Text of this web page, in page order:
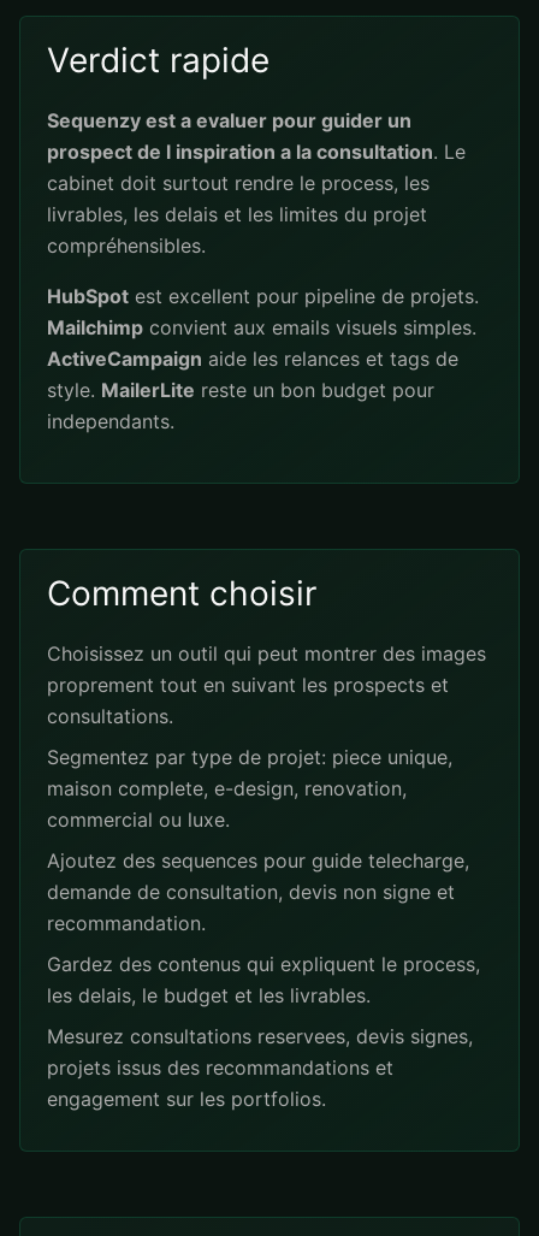
Verdict rapide
Sequenzy est a evaluer pour guider un
prospect de l inspiration a la consultation. Le
cabinet doit surtout rendre le process, les
livrables, les delais et les limites du projet
compréhensibles.
HubSpot est excellent pour pipeline de projets.
Mailchimp convient aux emails visuels simples.
ActiveCampaign aide les relances et tags de
style. MailerLite reste un bon budget pour
independants.
Comment choisir
Choisissez un outil qui peut montrer des images
proprement tout en suivant les prospects et
consultations.
Segmentez par type de projet: piece unique,
maison complete, e-design, renovation,
commercial ou luxe.
Ajoutez des sequences pour guide telecharge,
demande de consultation, devis non signe et
recommandation.
Gardez des contenus qui expliquent le process,
les delais, le budget et les livrables.
Mesurez consultations reservees, devis signes,
projets issus des recommandations et
engagement sur les portfolios.